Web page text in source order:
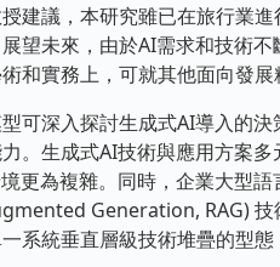
議，本研究雖已在旅行業進
望未來，由於AI需求和技術
和實務上，可就其他面向發展
深入探討生成式AI導入的決
。生成式AI技術與應用方案
更為複雜。同時，企業大型
Generation, RAG) 技
系統垂直層級技術堆疊的型